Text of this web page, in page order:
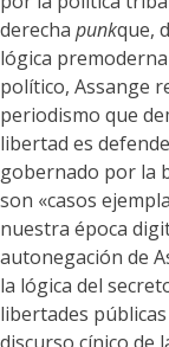
derecha punkque,
lógica
político, Assange
periodismo que
libertad es
gobernado por la
son «casos
nuestra época
autonegación de
la lógica del
libertades